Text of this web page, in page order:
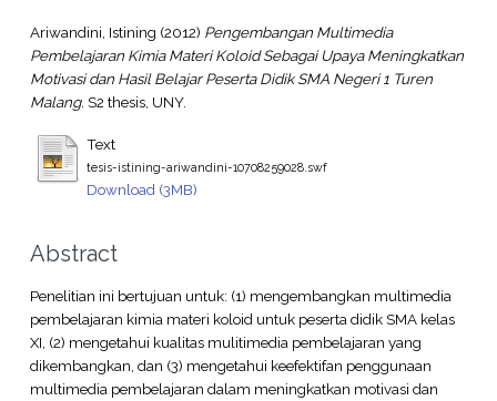
Ariwandini, Istining (2012) Pengembangan Multimedia
Pembelajaran Kimia Materi Koloid Sebagai Upaya Meningkatkan
Motivasi dan Hasil Belajar Peserta Didik SMA Negeri 1 Turen
Malang. S2 thesis, UNY.
Text
tesis-istining-ariwandini-10708259028.swf
Download (3MB)
Abstract
Penelitian ini bertujuan untuk: (1) mengembangkan multimedia
pembelajaran kimia materi koloid untuk peserta didik SMA kelas
XI, (2) mengetahui kualitas mulitimedia pembelajaran yang
dikembangkan, dan (3) mengetahui keefektifan penggunaan
multimedia pembelajaran dalam meningkatkan motivasi dan